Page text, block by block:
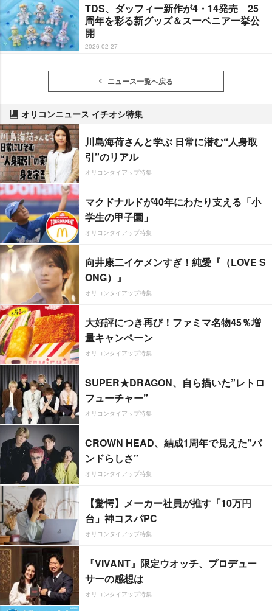
TDS、ダッフィー新作が4・14発売 25
周年を彩る新グッズ＆スーベニア一挙公
開
2026-02-27
ニュース一覧へ戻る
オリコンニュース イチオシ特集
川島海荷さんと学ぶ 日常に潜む“人身取
引”のリアル
オリコンタイアップ特集
マクドナルドが40年にわたり支える「小
学生の甲子園」
オリコンタイアップ特集
向井康二イケメンすぎ！純愛『（LOVE S
ONG）』
オリコンタイアップ特集
大好評につき再び！ファミマ名物45％増
量キャンペーン
オリコンタイアップ特集
SUPER★DRAGON、自ら描いた”レトロ
フューチャー”
オリコンタイアップ特集
CROWN HEAD、結成1周年で見えた”バ
ンドらしさ”
オリコンタイアップ特集
【驚愕】メーカー社員が推す「10万円
台」神コスパPC
オリコンタイアップ特集
『VIVANT』限定ウオッチ、プロデュー
サーの感想は
オリコンタイアップ特集